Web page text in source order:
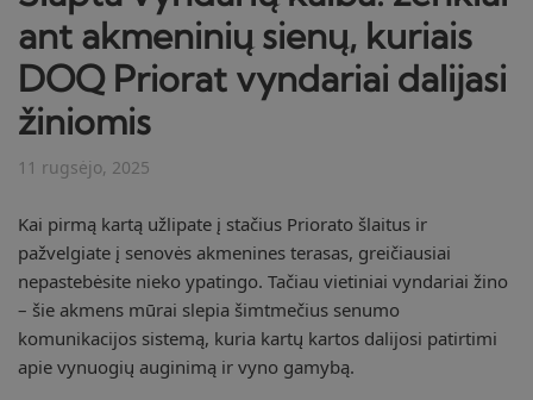
ant akmeninių sienų, kuriais
DOQ Priorat vyndariai dalijasi
žiniomis
11 rugsėjo, 2025
Kai pirmą kartą užlipate į stačius Priorato šlaitus ir
pažvelgiate į senovės akmenines terasas, greičiausiai
nepastebėsite nieko ypatingo. Tačiau vietiniai vyndariai žino
– šie akmens mūrai slepia šimtmečius senumo
komunikacijos sistemą, kuria kartų kartos dalijosi patirtimi
apie vynuogių auginimą ir vyno gamybą.